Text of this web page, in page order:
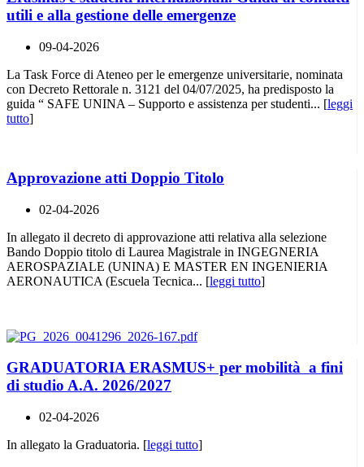
utili e alla gestione delle emergenze
09-04-2026
La Task Force di Ateneo per le emergenze universitarie, nominata
con Decreto Rettorale n. 3121 del 04/07/2025, ha predisposto la
guida “ SAFE UNINA – Supporto e assistenza per studenti... [leggi
tutto]
Approvazione atti Doppio Titolo
02-04-2026
In allegato il decreto di approvazione atti relativa alla selezione
Bando Doppio titolo di Laurea Magistrale in INGEGNERIA
AEROSPAZIALE (UNINA) E MASTER EN INGENIERIA
AERONAUTICA (Escuela Tecnica... [leggi tutto]
GRADUATORIA ERASMUS+ per mobilità a fini
di studio A.A. 2026/2027
02-04-2026
In allegato la Graduatoria. [leggi tutto]